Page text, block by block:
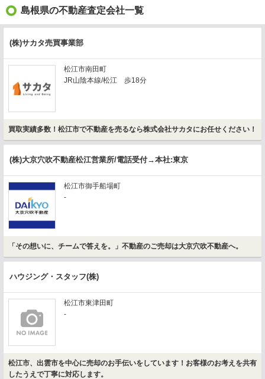
島根県の不動産査定会社一覧
(株)サカタ売買事業部
松江市南田町
JR山陰本線/松江 歩18分
買取実績多数！松江市で不動産を売るなら株式会社サカタにお任せください！
(株)大京穴吹不動産松江営業所/電話受付→本社:東京
松江市御手船場町
-
「その想いに、チームで答えを。」不動産のご売却は大京穴吹不動産へ。
ハウジング・スタッフ(株)
松江市東津田町
-
松江市、出雲市を中心に売却のお手伝いをしています！お客様のお考えを共有
したうえで丁寧に対応します。